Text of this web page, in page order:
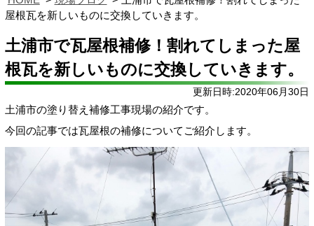
屋根瓦を新しいものに交換していきます。
土浦市で瓦屋根補修！割れてしまった屋
根瓦を新しいものに交換していきます。
更新日時:2020年06月30日
土浦市の塗り替え補修工事現場の紹介です。
今回の記事では瓦屋根の補修についてご紹介します。